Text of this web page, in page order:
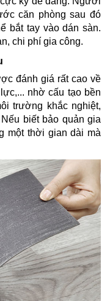
căn phòng sau đó
bắt tay vào dán sàn.
chi phí gia công.
đánh giá rất cao về
nhờ cấu tạo bền
trường khắc nghiệt,
biết bảo quản gia
một thời gian dài mà